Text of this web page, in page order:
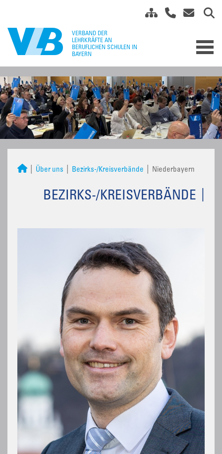
Über uns Bezirks-/Kreisverbände Niederbayern
BEZIRKS-/KREISVERBÄNDE